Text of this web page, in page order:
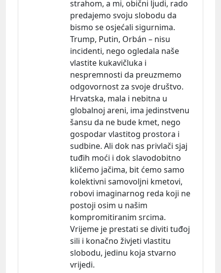
strahom, a mi, obični ljudi, rado
predajemo svoju slobodu da
bismo se osjećali sigurnima.
Trump, Putin, Orbán – nisu
incidenti, nego ogledala naše
vlastite kukavičluka i
nespremnosti da preuzmemo
odgovornost za svoje društvo.
Hrvatska, mala i nebitna u
globalnoj areni, ima jedinstvenu
šansu da ne bude kmet, nego
gospodar vlastitog prostora i
sudbine. Ali dok nas privlači sjaj
tuđih moći i dok slavodobitno
kličemo jačima, bit ćemo samo
kolektivni samovoljni kmetovi,
robovi imaginarnog reda koji ne
postoji osim u našim
kompromitiranim srcima.
Vrijeme je prestati se diviti tuđoj
sili i konačno živjeti vlastitu
slobodu, jedinu koja stvarno
vrijedi.